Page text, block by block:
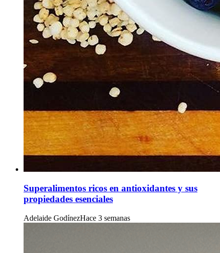
Superalimentos ricos en antioxidantes y sus
propiedades esenciales
Adelaide GodínezHace 3 semanas